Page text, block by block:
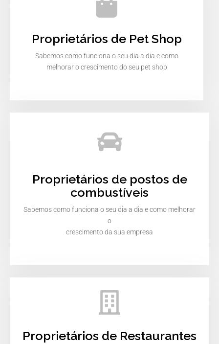
Proprietários de Pet Shop
Sabemos como funciona o seu dia a dia e como
melhorar o crescimento do seu pet shop
Proprietários de postos de
combustíveis
Sabemos como funciona o seu dia a dia e como melhorar
o
crescimento da sua empresa
Proprietários de Restaurantes